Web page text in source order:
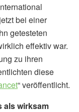
bei einer
getesteten
effektiv war.
zu ihren
diese
“ veröffentlicht.
als wirksam